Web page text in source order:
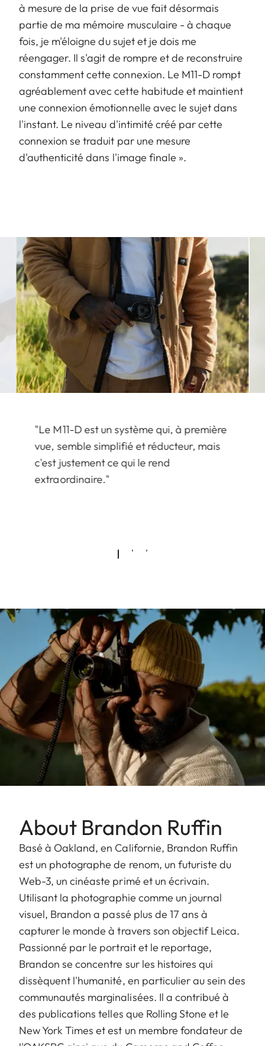
à mesure de la prise de vue fait désormais
partie de ma mémoire musculaire - à chaque
fois, je m'éloigne du sujet et je dois me
réengager. Il s'agit de rompre et de reconstruire
constamment cette connexion. Le M11-D rompt
agréablement avec cette habitude et maintient
une connexion émotionnelle avec le sujet dans
l'instant. Le niveau d'intimité créé par cette
connexion se traduit par une mesure
d'authenticité dans l'image finale ».
"Le M11-D est un système qui, à première
vue, semble simplifié et réducteur, mais
c'est justement ce qui le rend
extraordinaire."
About Brandon Ruffin
Basé à Oakland, en Californie, Brandon Ruffin
est un photographe de renom, un futuriste du
Web-3, un cinéaste primé et un écrivain.
Utilisant la photographie comme un journal
visuel, Brandon a passé plus de 17 ans à
capturer le monde à travers son objectif Leica.
Passionné par le portrait et le reportage,
Brandon se concentre sur les histoires qui
dissèquent l'humanité, en particulier au sein des
communautés marginalisées. Il a contribué à
des publications telles que Rolling Stone et le
New York Times et est un membre fondateur de